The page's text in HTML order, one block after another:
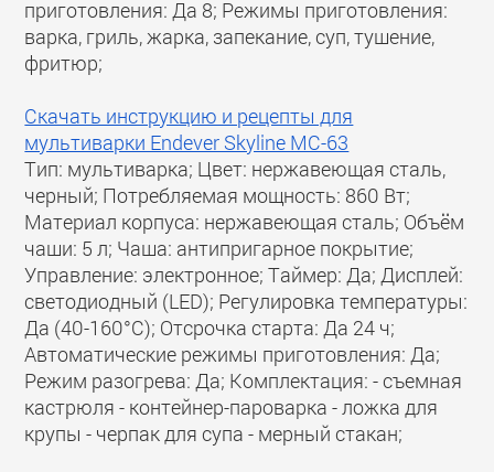
приготовления: Да 8; Режимы приготовления:
варка, гриль, жарка, запекание, суп, тушение,
фритюр;
Скачать инструкцию и рецепты для
мультиварки Endever Skyline MC-63
Тип: мультиварка; Цвет: нержавеющая сталь,
черный; Потребляемая мощность: 860 Вт;
Материал корпуса: нержавеющая сталь; Объём
чаши: 5 л; Чаша: антипригарное покрытие;
Управление: электронное; Таймер: Да; Дисплей:
светодиодный (LED); Регулировка температуры:
Да (40-160°С); Отсрочка старта: Да 24 ч;
Автоматические режимы приготовления: Да;
Режим разогрева: Да; Комплектация: - съемная
кастрюля - контейнер-пароварка - ложка для
крупы - черпак для супа - мерный стакан;